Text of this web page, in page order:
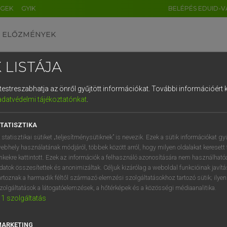
GYIK BELÉPÉS EDUID-
ELŐZMÉNYEK
angol szótár
mn szubszonikus
keresése szótárainkban
LISTÁJA
az önről gyűjtött információkat. További információért
tájékoztatónkat.
statisztikai sütiket „teljesítménysütiknek” is nevezik. Ezek a sütik információkat
használatának módjáról, többek között arról, hogy milyen oldalakat keresett
kattintott. Ezek az információk a felhasználó azonosítására nem
összesítettek és anonimizáltak. Céljuk kizárólag a weboldal funkcióinak
a harmadik féltől származó elemzési szolgáltatásokhoz tartozó sütik;
a látogatóelemzések, a hőtérképek és a közösségi médiaanalitika.
1 szolgáltatás
DE CN FR ES IT NL
1 2 3 4 5 6 7 8 9
q w e r t z u i
a s d f g h j k l é
í y x c v b n m , .